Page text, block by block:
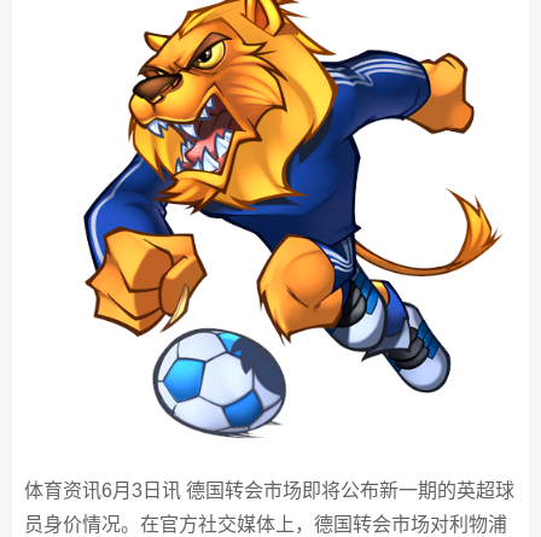
体育资讯6月3日讯 德国转会市场即将公布新一期的英超球
员身价情况。在官方社交媒体上，德国转会市场对利物浦